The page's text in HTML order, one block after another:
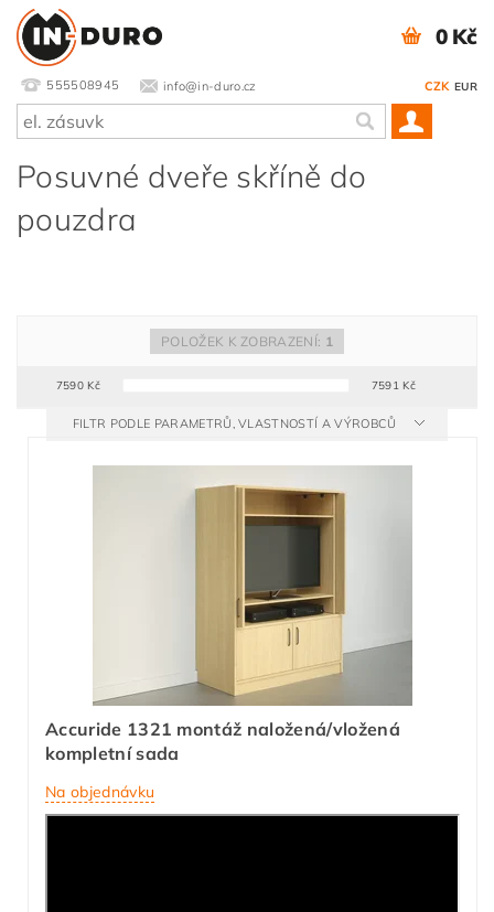
555508945 info@in-duro.cz CZK EUR
0 Kč
Posuvné dveře skříně do
pouzdra
7590Kč 7591 Kč
POLOŽEK K ZOBRAZENÍ: 1
FILTR PODLE PARAMETRŮ, VLASTNOSTÍ A VÝROBCŮ
Accuride 1321 montáž naložená/vložená
kompletní sada
Na objednávku